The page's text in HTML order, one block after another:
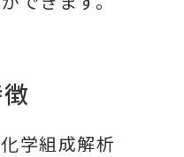
学組成解析